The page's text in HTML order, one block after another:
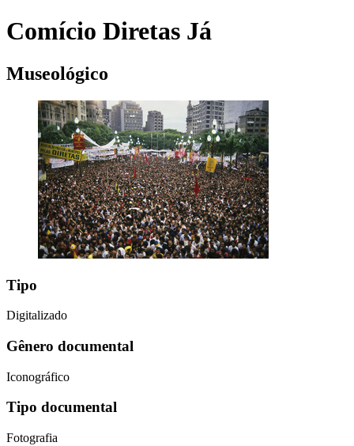
Comício Diretas Já
Museológico
Tipo
Digitalizado
Gênero documental
Iconográfico
Tipo documental
Fotografia